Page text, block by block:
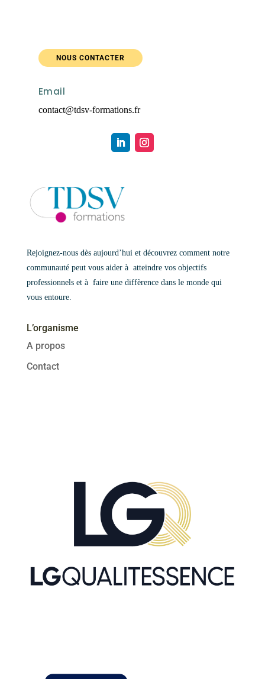
NOUS CONTACTER
Email
contact@tdsv-formations.fr
Rejoignez-nous dès aujourd’hui et découvrez comment notre
communauté peut vous aider à atteindre vos objectifs
professionnels et à faire une diffèrence dans le monde qui
vous entoure.
L’organisme
A propos
Contact